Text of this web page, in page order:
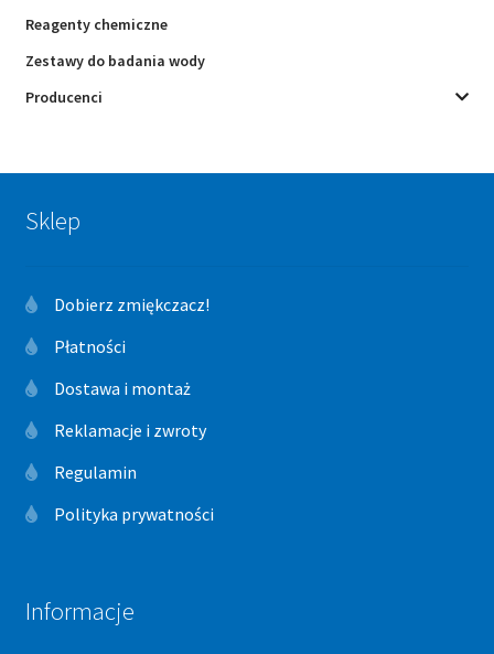
Reagenty chemiczne
Zestawy do badania wody
Producenci
Sklep
Dobierz zmiękczacz!
Płatności
Dostawa i montaż
Reklamacje i zwroty
Regulamin
Polityka prywatności
Informacje